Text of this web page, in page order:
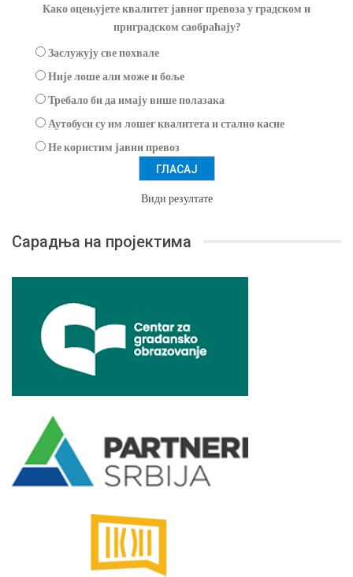
Како оцењујете квалитет јавног превоза у градском и
приградском саобраћају?
Заслужују све похвале
Није лоше али може и боље
Требало би да имају више полазака
Аутобуси су им лошег квалитета и стално касне
Не користим јавни превоз
Види резултате
Сарадња на пројектима